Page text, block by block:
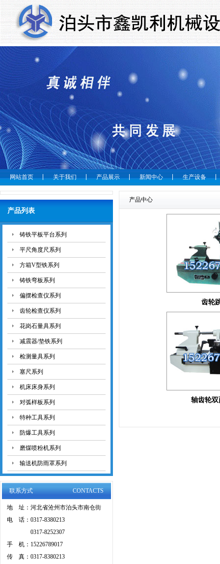
网站首页 关于我们 产品展示 新闻中心 生产设备
产品列表
铸铁平板平台系列
平尺角度尺系列
方箱V型铁系列
铸铁弯板系列
偏摆检查仪系列
齿轮检查仪系列
花岗石量具系列
减震器/垫铁系列
检测量具系列
塞尺系列
机床床身系列
对弧样板系列
特种工具系列
防爆工具系列
磨煤喷粉机系列
输送机防雨罩系列
CONTACTS
联系方式
地 址：河北省沧州市泊头市南仓街
电 话：0317-8380213
0317-8252307
手 机：15226789017
传 真：0317-8380213
产品中心
齿轮
轴齿轮